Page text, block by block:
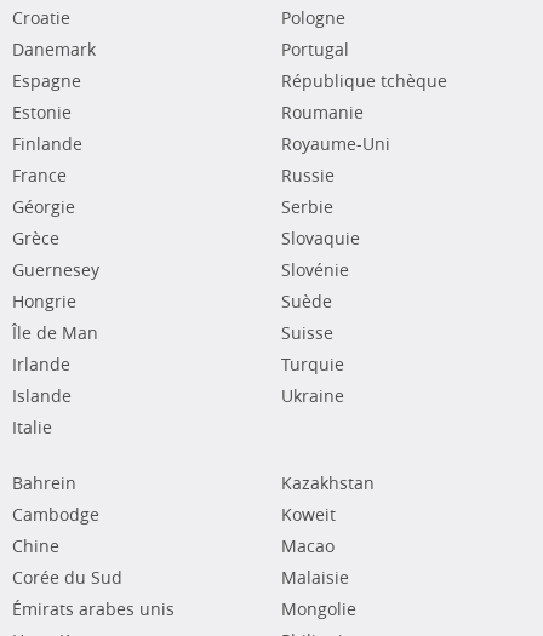
Croatie
Danemark
Espagne
Estonie
Finlande
France
Géorgie
Grèce
Guernesey
Hongrie
Île de Man
Irlande
Islande
Italie
Pologne
Portugal
République tchèque
Roumanie
Royaume-Uni
Russie
Serbie
Slovaquie
Slovénie
Suède
Suisse
Turquie
Ukraine
Bahrein
Cambodge
Chine
Corée du Sud
Émirats arabes unis
Kazakhstan
Koweit
Macao
Malaisie
Mongolie